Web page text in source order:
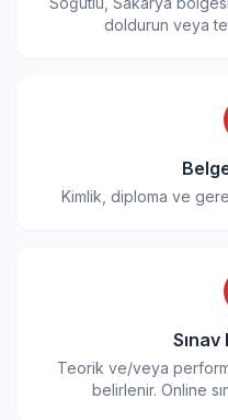
doldurun veya
Kimlik, diploma ve
Sınav
Teorik ve/veya
belirlenir. Online